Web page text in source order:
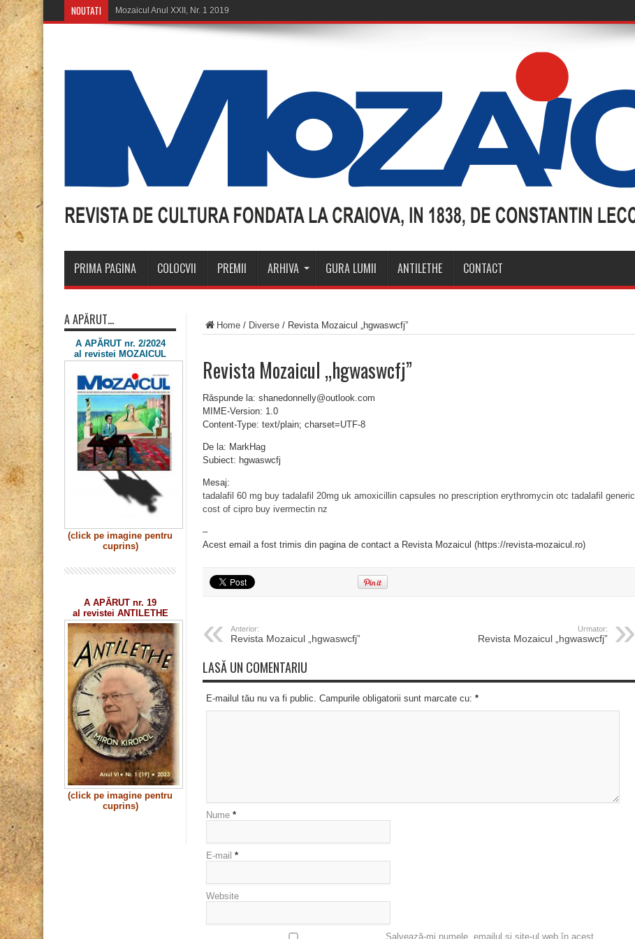
NOUTATI Mozaicul Anul XXII, Nr. 1 2019
PRIMA PAGINA COLOCVII PREMII ARHIVA GURA LUMII ANTILETHE CONTACT
Home / Diverse / Revista Mozaicul „hgwaswcfj”
Revista Mozaicul „hgwaswcfj”
Răspunde la: shanedonnelly@outlook.com
MIME-Version: 1.0
Content-Type: text/plain; charset=UTF-8
De la: MarkHag
Subiect: hgwaswcfj
Mesaj:
tadalafil 60 mg buy tadalafil 20mg uk amoxicillin capsules no prescription erythromycin otc tadalafil generic
cost of cipro buy ivermectin nz
–
Acest email a fost trimis din pagina de contact a Revista Mozaicul (https://revista-mozaicul.ro)
Anterior:
Revista Mozaicul „hgwaswcfj”
Urmator:
Revista Mozaicul „hgwaswcfj”
LASĂ UN COMENTARIU
E-mailul tău nu va fi public. Campurile obligatorii sunt marcate cu: *
Nume *
E-mail *
Website
Salvează-mi numele, emailul și site-ul web în acest
A APĂRUT…
A APĂRUT nr. 2/2024
al revistei MOZAICUL
(click pe imagine pentru
cuprins)
A APĂRUT nr. 19
al revistei ANTILETHE
(click pe imagine pentru
cuprins)